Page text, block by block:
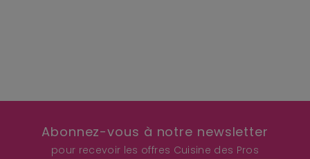
Abonnez-vous à notre newsletter
pour recevoir les offres Cuisine des Pros